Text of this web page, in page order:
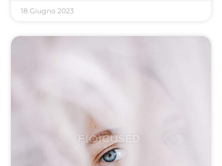
18 Giugno 2023